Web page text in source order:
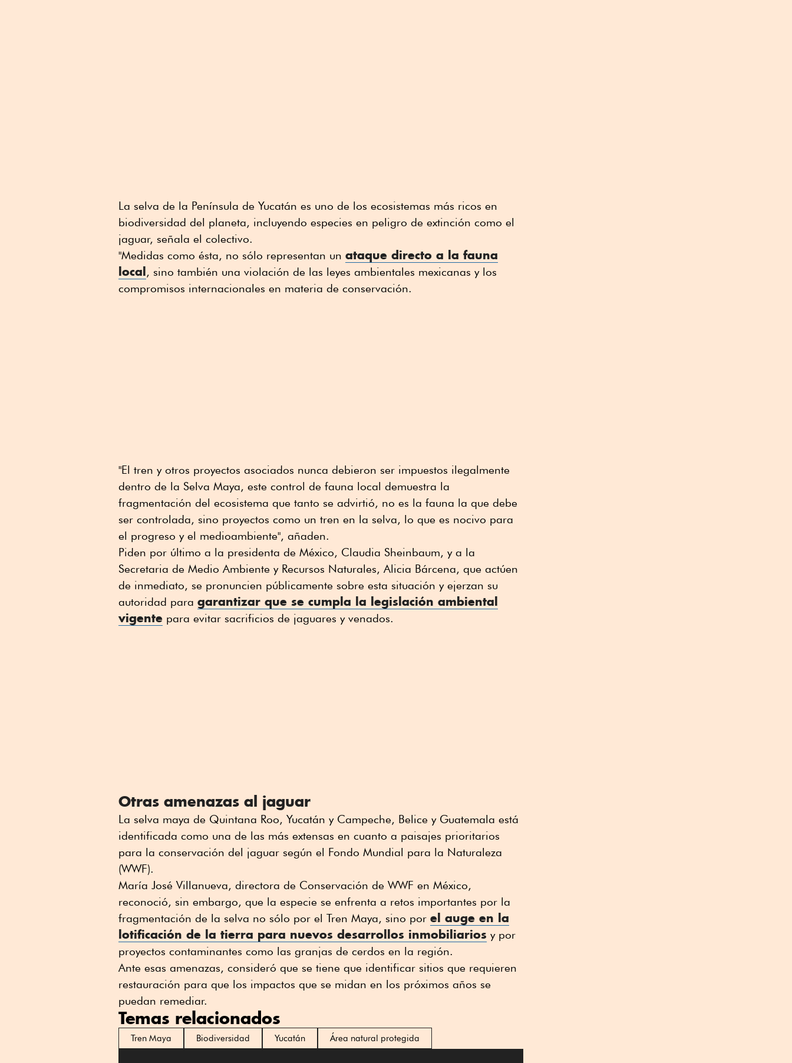
La selva de la Península de Yucatán es uno de los ecosistemas más ricos en
biodiversidad del planeta, incluyendo especies en peligro de extinción como el
jaguar, señala el colectivo.
"Medidas como ésta, no sólo representan un ataque directo a la fauna
local , sino también una violación de las leyes ambientales mexicanas y los
compromisos internacionales en materia de conservación.
"El tren y otros proyectos asociados nunca debieron ser impuestos ilegalmente
dentro de la Selva Maya, este control de fauna local demuestra la
fragmentación del ecosistema que tanto se advirtió, no es la fauna la que debe
ser controlada, sino proyectos como un tren en la selva, lo que es nocivo para
el progreso y el medioambiente", añaden.
Piden por último a la presidenta de México, Claudia Sheinbaum, y a la
Secretaria de Medio Ambiente y Recursos Naturales, Alicia Bárcena, que actúen
de inmediato, se pronuncien públicamente sobre esta situación y ejerzan su
autoridad para garantizar que se cumpla la legislación ambiental
vigente para evitar sacrificios de jaguares y venados.
Otras amenazas al jaguar
La selva maya de Quintana Roo, Yucatán y Campeche, Belice y Guatemala está
identificada como una de las más extensas en cuanto a paisajes prioritarios
para la conservación del jaguar según el Fondo Mundial para la Naturaleza
(WWF).
María José Villanueva, directora de Conservación de WWF en México,
reconoció, sin embargo, que la especie se enfrenta a retos importantes por la
fragmentación de la selva no sólo por el Tren Maya, sino por el auge en la
lotificación de la tierra para nuevos desarrollos inmobiliarios y por
proyectos contaminantes como las granjas de cerdos en la región.
Ante esas amenazas, consideró que se tiene que identificar sitios que requieren
restauración para que los impactos que se midan en los próximos años se
puedan remediar.
Temas relacionados
Tren Maya Biodiversidad Yucatán Área natural protegida